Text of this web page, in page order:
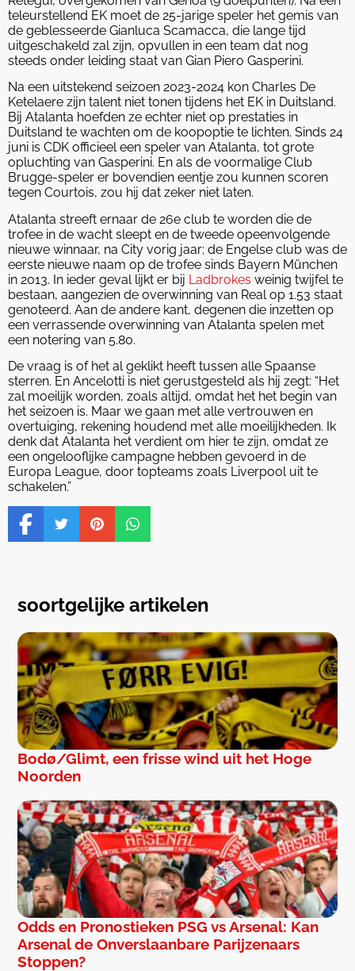
teleurstellend EK moet de 25-jarige speler het gemis van
de geblesseerde Gianluca Scamacca, die lange tijd
uitgeschakeld zal zijn, opvullen in een team dat nog
steeds onder leiding staat van Gian Piero Gasperini.
Na een uitstekend seizoen 2023-2024 kon Charles De
Ketelaere zijn talent niet tonen tijdens het EK in Duitsland.
Bij Atalanta hoefden ze echter niet op prestaties in
Duitsland te wachten om de koopoptie te lichten. Sinds 24
juni is CDK officieel een speler van Atalanta, tot grote
opluchting van Gasperini. En als de voormalige Club
Brugge-speler er bovendien eentje zou kunnen scoren
tegen Courtois, zou hij dat zeker niet laten.
Atalanta streeft ernaar de 26e club te worden die de
trofee in de wacht sleept en de tweede opeenvolgende
nieuwe winnaar, na City vorig jaar; de Engelse club was de
eerste nieuwe naam op de trofee sinds Bayern München
in 2013. In ieder geval lijkt er bij Ladbrokes weinig twijfel te
bestaan, aangezien de overwinning van Real op 1.53 staat
genoteerd. Aan de andere kant, degenen die inzetten op
een verrassende overwinning van Atalanta spelen met
een notering van 5.80.
De vraag is of het al geklikt heeft tussen alle Spaanse
sterren. En Ancelotti is niet gerustgesteld als hij zegt: “Het
zal moeilijk worden, zoals altijd, omdat het het begin van
het seizoen is. Maar we gaan met alle vertrouwen en
overtuiging, rekening houdend met alle moeilijkheden. Ik
denk dat Atalanta het verdient om hier te zijn, omdat ze
een ongelooflijke campagne hebben gevoerd in de
Europa League, door topteams zoals Liverpool uit te
schakelen.”
soortgelijke artikelen
Bodø/Glimt, een frisse wind uit het Hoge
Noorden
Odds en Pronostieken PSG vs Arsenal: Kan
Arsenal de Onverslaanbare Parijzenaars
Stoppen?